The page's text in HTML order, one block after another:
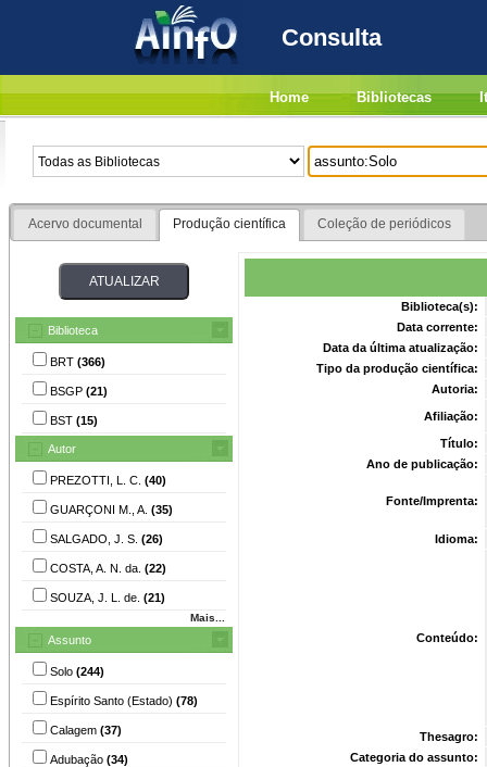
Consulta
Home Bibliotecas
Acervo documental Produção científica Coleção de periódicos
Biblioteca
BRT (366)
BSGP (21)
BST (15)
Autor
PREZOTTI, L. C. (40)
GUARÇONI M., A. (35)
SALGADO, J. S. (26)
COSTA, A. N. da. (22)
SOUZA, J. L. de. (21)
Mais...
Assunto
Solo (244)
Espírito Santo (Estado) (78)
Calagem (37)
Adubação (34)
Biblioteca(s):
Data corrente:
Data da última atualização:
Tipo da produção científica:
Autoria:
Afiliação:
Título:
Ano de publicação:
Fonte/Imprenta:
Idioma:
Conteúdo:
Thesagro:
Categoria do assunto: